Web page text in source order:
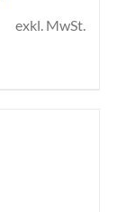
exkl. MwSt.